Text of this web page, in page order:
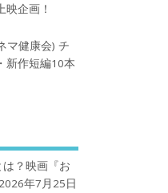
企画！
マ健康会) チ
新作短編10本
？映画『お
2026年7月25日